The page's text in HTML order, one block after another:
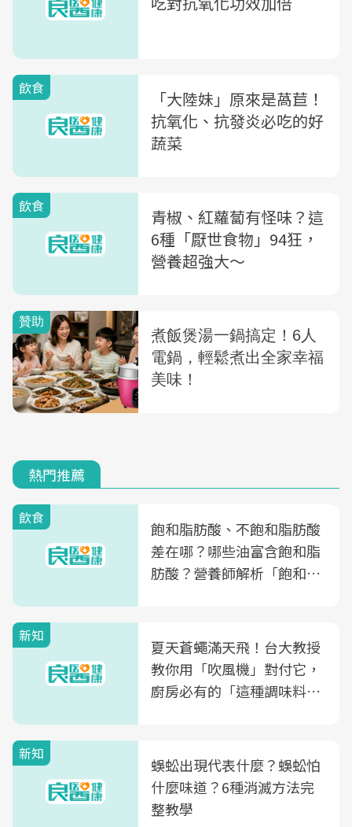
飲食
「大陸妹」原來是萵苣！
抗氧化、抗發炎必吃的好
蔬菜
飲食
青椒、紅蘿蔔有怪味？這
6種「厭世食物」94狂，
營養超強大～
熱門推薦
飲食
飽和脂肪酸、不飽和脂肪酸
差在哪？哪些油富含飽和脂
肪酸？營養師解析「飽和脂
新知
夏天蒼蠅滿天飛！台大教授
教你用「吹風機」對付它，
廚房必有的「這種調味料」
新知
蜈蚣出現代表什麼？蜈蚣怕
什麼味道？6種消滅方法完
整教學